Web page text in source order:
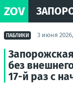
ZOV
ПАБЛИКИ 3 июня
без
17-й раз с